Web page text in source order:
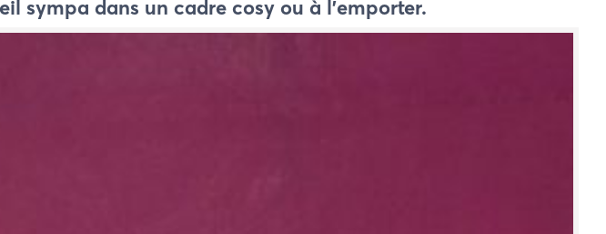
sympa dans un cadre cosy ou à l’emporter.